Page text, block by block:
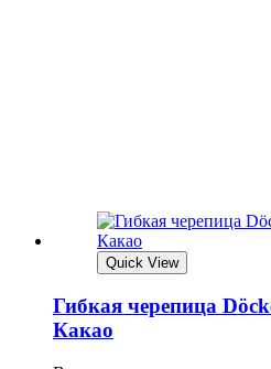
Quick View
Гибкая черепица
Какао